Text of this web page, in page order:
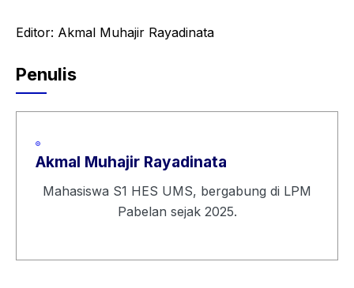
Editor: Akmal Muhajir Rayadinata
Penulis
Akmal Muhajir Rayadinata
Mahasiswa S1 HES UMS, bergabung di LPM
Pabelan sejak 2025.